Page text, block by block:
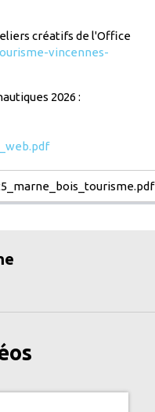
créatifs de l'Office
vincennes-
2026 :